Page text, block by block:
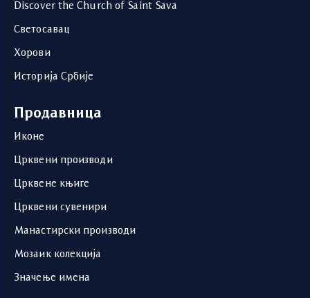
Discover the Church of Saint Sava
Светосавац
Хорови
Историја Србије
Продавница
Иконе
Црквени производи
Црквене књиге
Црквени сувенири
Манастирски производи
Мозаик колекција
Значење имена